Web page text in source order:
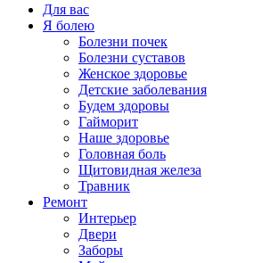
Для вас
Я болею
Болезни почек
Болезни суставов
Женское здоровье
Детские заболевания
Будем здоровы
Гайморит
Наше здоровье
Головная боль
Щитовидная железа
Травник
Ремонт
Интерьер
Двери
Заборы